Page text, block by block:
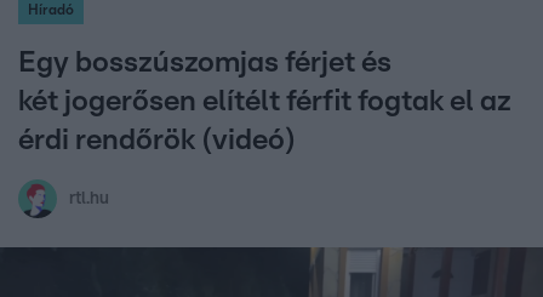
Híradó
Egy bosszúszomjas férjet és
két jogerősen elítélt férfit fogtak el az
érdi rendőrök (videó)
rtl.hu